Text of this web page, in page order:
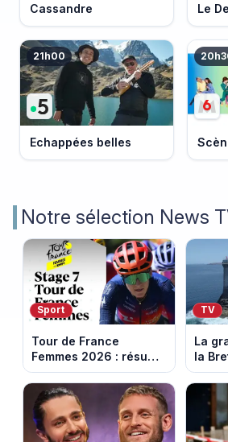
Cassandre Le
21h00
Echappées belles
Notre sélection News
Sport
Tour de France
Femmes 2026 : résumé
vidéo de la 7e étape
avec l'ascension du
Mont Ventoux
TV
La
la
les
au